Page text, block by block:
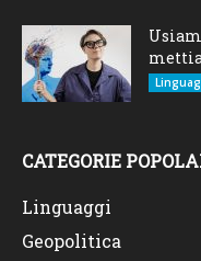
CATEGORIE
Linguaggi
Geopolitica